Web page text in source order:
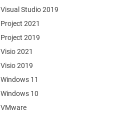
Visual Studio 2019
Project 2021
Project 2019
Visio 2021
Visio 2019
Windows 11
Windows 10
VMware